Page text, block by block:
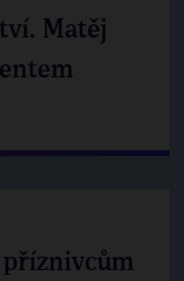
Matěj
příznivcům